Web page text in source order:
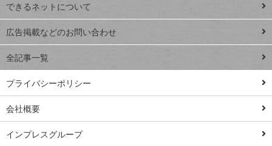
close
閉じ
る
Excel Q&A
トイアンナ流仕
事術
PowerAutomate
ではじめる業務
の完全自動化
AI議事録作成術
Windows 11
できるネットについて
広告掲載などのお問い合わせ
全記事一覧
プライバシーポリシー
会社概要
インプレスグループ